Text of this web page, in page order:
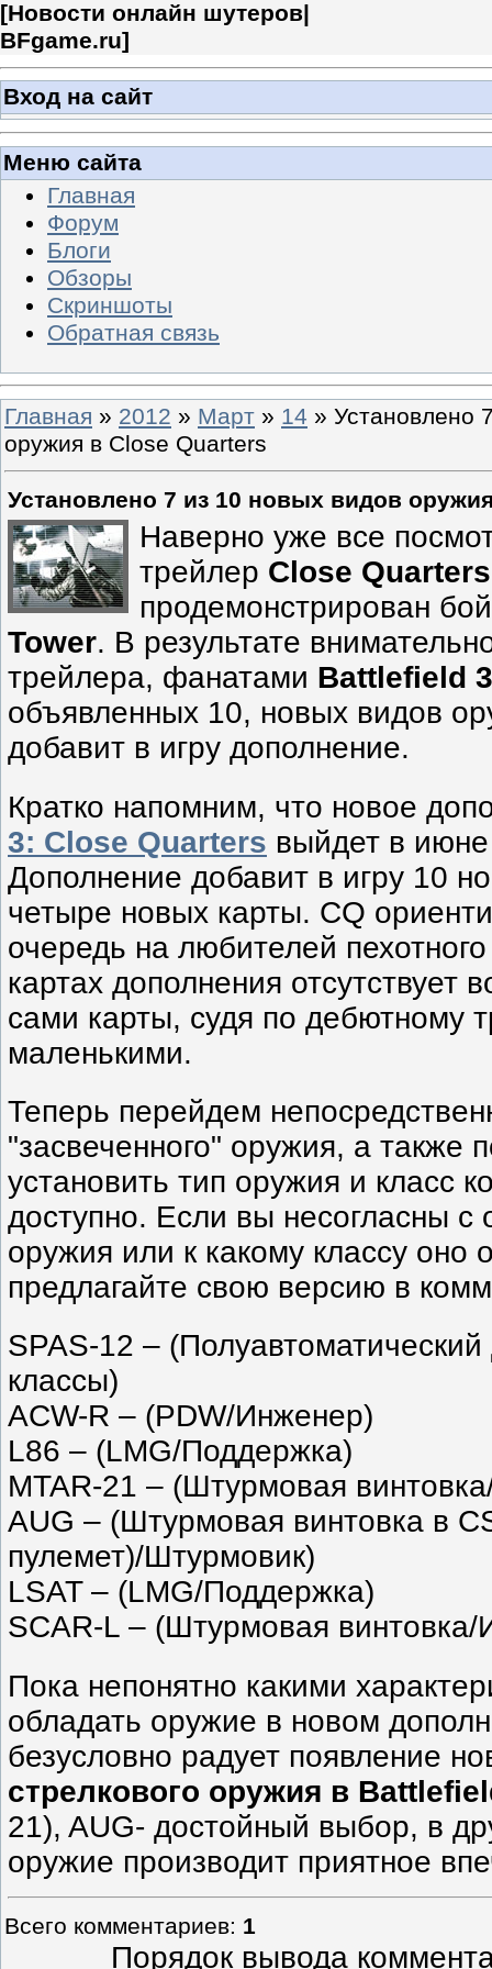
[Новости онлайн шутеров|
BFgame.ru]
Вход на сайт
Меню сайта
Главная
Форум
Блоги
Обзоры
Скриншоты
Обратная связь
Главная » 2012 » Март » 14 » Установлено
оружия в Close Quarters
Установлено 7 из 10 новых видов
Наверно уже все
трейлер Close Quarters
продемонстрирован
Tower. В результате
трейлера, фанатами Battlefield 3
объявленных 10, новых видов
добавит в игру дополнение.
Кратко напомним, что новое
3: Close Quarters выйдет в июне
Дополнение добавит в игру 10
четыре новых карты. CQ
очередь на любителей
картах дополнения отсутствует
сами карты, судя по дебютному
маленькими.
Теперь перейдем
"засвеченного" оружия, а также
установить тип оружия и класс
доступно. Если вы несогласны с
оружия или к какому классу оно
предлагайте свою версию в
SPAS-12 –
классы)
ACW-R – (PDW/Инженер)
L86 – (LMG/Поддержка)
MTAR-21 – (Штурмовая
AUG – (Штурмовая винтовка в
пулемет)/Штурмовик)
LSAT – (LMG/Поддержка)
SCAR-L – (Штурмовая
Пока непонятно какими
обладать оружие в новом
безусловно радует появление
стрелкового оружия в
21), AUG- достойный выбор, в
оружие производит приятное
Всего комментариев: 1
Порядок вывода